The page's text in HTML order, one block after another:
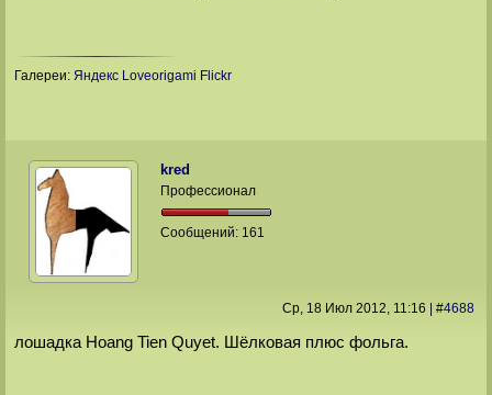
Галереи: Яндекс Loveorigami Flickr
kred
Профессионал
Сообщений: 161
Ср, 18 Июл 2012 , 11:16 | #4688
лошадка Hoang Tien Quyet. Шёлковая плюс фольга.